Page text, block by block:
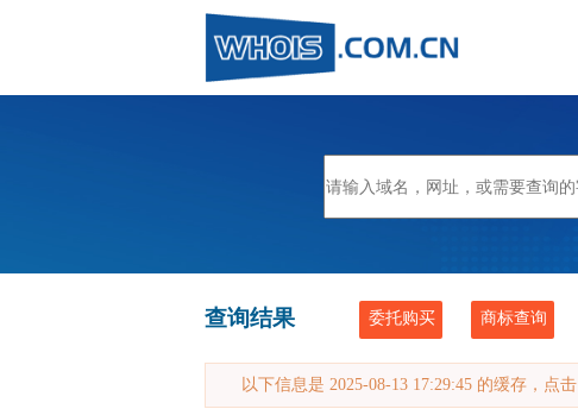
查询结果 委托购买 商标查询
以下信息是 2025-08-13 17:29:45 的缓存，点击